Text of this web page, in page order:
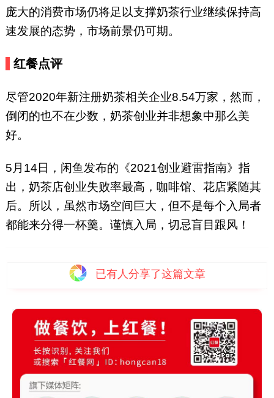
庞大的消费市场仍将足以支撑奶茶行业继续保持高
速发展的态势，市场前景仍可期。
红餐点评
尽管2020年新注册奶茶相关企业8.54万家，然而，
倒闭的也不在少数，奶茶创业并非想象中那么美
好。
5月14日，闲鱼发布的《2021创业避雷指南》指
出，奶茶店创业失败率最高，咖啡馆、花店紧随其
后。所以，虽然市场空间巨大，但不是每个入局者
都能来分得一杯羹。谨慎入局，切忌盲目跟风！
已有人分享了这篇文章